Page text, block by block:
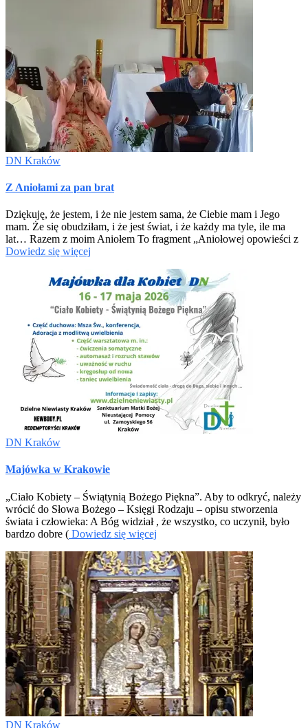
DN Kraków
Z Aniołami za pan brat
Dziękuję, że jestem, i że nie jestem sama, że Ciebie mam i Jego
mam. Że się obudziłam, i że jest świat, i że każdy ma tyle, ile ma
lat… Razem z moim Aniołem To fragment „Aniołowej opowieści z
Dowiedz się więcej
DN Kraków
Majówka w Krakowie
„Ciało Kobiety – Świątynią Bożego Piękna”. Aby to odkryć, należy
wrócić do Słowa Bożego – Księgi Rodzaju – opisu stworzenia
świata i człowieka: A Bóg widział , że wszystko, co uczynił, było
bardzo dobre ( Dowiedz się więcej
DN Kraków